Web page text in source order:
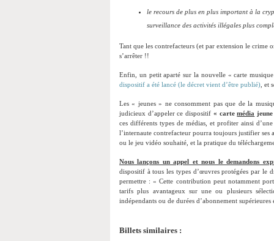
le recours de plus en plus important à la
surveillance des activités illégales plus
Tant que les contrefacteurs (et par extension le crime
s’arrêter !!
Enfin, un petit aparté sur la nouvelle « carte
dispositif a été lancé (le décret vient d’être publié) , et
Les « jeunes » ne consomment pas que de la
judicieux d’appeler ce dispositif « cartemédia
ces différents types de médias, et profiter ainsi
l’internaute contrefacteur pourra toujours justifier
ou le jeu vidéo souhaité, et la pratique du
Nous lançons un appel et nous le demandons
dispositif à tous les types d’œuvres protégées par le
permettre : « Cette contribution peut notamment
tarifs plus avantageux sur une ou plusieurs
indépendants ou de durées d’abonnement
Billets similaires :